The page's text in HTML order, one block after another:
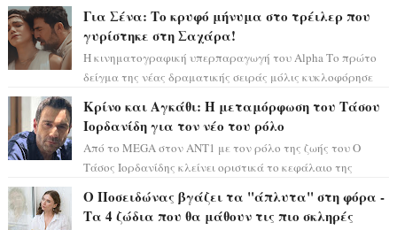
Για Σένα: Το κρυφό μήνυμα στο τρέιλερ που
γυρίστηκε στη Σαχάρα!
Η κινηματογραφική υπερπαραγωγή του Alpha Το πρώτο
δείγμα της νέας δραματικής σειράς μόλις κυκλοφόρησε
Κρίνο και Αγκάθι: Η μεταμόρφωση του Τάσου
Ιορδανίδη για τον νέο του ρόλο
Από το MEGA στον ΑΝΤ1 με τον ρόλο της ζωής του Ο
Τάσος Ιορδανίδης κλείνει οριστικά το κεφάλαιο της
Ο Ποσειδώνας βγάζει τα "άπλυτα" στη φόρα -
Τα 4 ζώδια που θα μάθουν τις πιο σκληρές